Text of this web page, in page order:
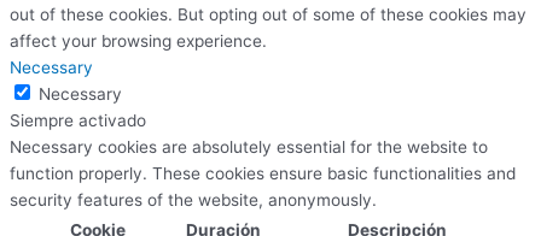
out of these cookies. But opting out of some of these cookies may
affect your browsing experience.
Necessary
Necessary
Siempre activado
Necessary cookies are absolutely essential for the website to
function properly. These cookies ensure basic functionalities and
security features of the website, anonymously.
Cookie
Duración Descripción